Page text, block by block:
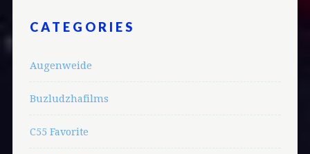
CATEGORIES
Augenweide
Buzludzhafilms
C55 Favorite